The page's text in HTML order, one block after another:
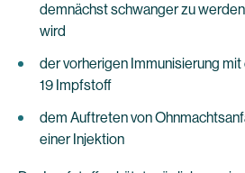
demnächst schwanger zu
wird
der vorherigen Immunisierung
19 Impfstoff
dem Auftreten von
einer Injektion